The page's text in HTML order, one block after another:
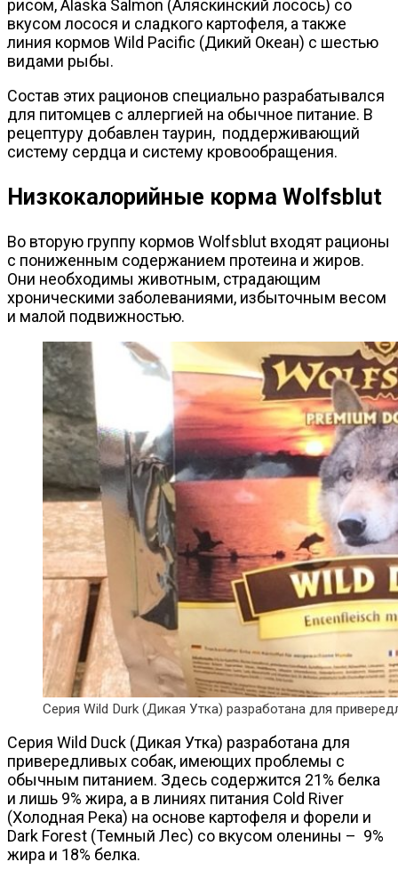
рисом, Alaska Salmon (Аляскинский лосось) со
вкусом лосося и сладкого картофеля, а также
линия кормов Wild Pacific (Дикий Океан) с шестью
видами рыбы.
Состав этих рационов специально разрабатывался
для питомцев с аллергией на обычное питание. В
рецептуру добавлен таурин, поддерживающий
систему сердца и систему кровообращения.
Низкокалорийные корма Wolfsblut
Во вторую группу кормов Wolfsblut входят рационы
с пониженным содержанием протеина и жиров.
Они необходимы животным, страдающим
хроническими заболеваниями, избыточным весом
и малой подвижностью.
Серия Wild Durk (Дикая Утка) разработана для
Серия Wild Duck (Дикая Утка) разработана для
привередливых собак, имеющих проблемы с
обычным питанием. Здесь содержится 21% белка
и лишь 9% жира, а в линиях питания Cold River
(Холодная Река) на основе картофеля и форели и
Dark Forest (Темный Лес) со вкусом оленины – 9%
жира и 18% белка.